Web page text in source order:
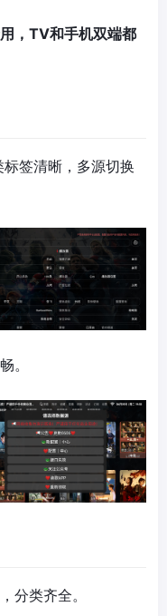
，TV和手机双端都
签清晰，多源切换
。
分类齐全。